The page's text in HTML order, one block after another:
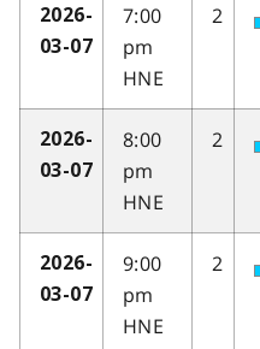
2026-
03-07
7:00
pm
HNE
2
2026-
03-07
8:00
pm
HNE
2
2026-
03-07
9:00
pm
HNE
2